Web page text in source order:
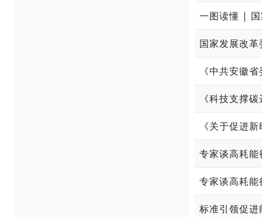
一图读懂 | 国
《科技支撑
《关于促进
标准引领促